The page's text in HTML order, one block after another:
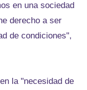
en una sociedad
derecho a ser
de condiciones",
la "necesidad de